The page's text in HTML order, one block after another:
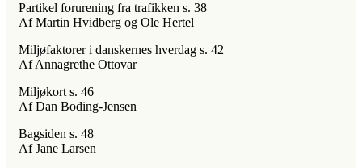
Partikel forurening fra trafikken s. 38
Af Martin Hvidberg og Ole Hertel
Miljøfaktorer i danskernes hverdag s. 42
Af Annagrethe Ottovar
Miljøkort s. 46
Af Dan Boding-Jensen
Bagsiden s. 48
Af Jane Larsen